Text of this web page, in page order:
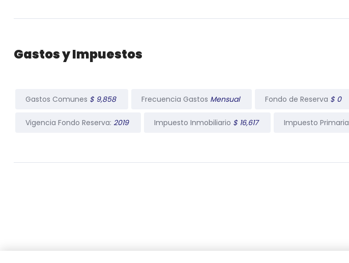
Gastos y Impuestos
Gastos Comunes $ 9,858 Frecuencia Gastos Mensual Fondo de Reserva $ 0
Vigencia Fondo Reserva: 2019 Impuesto Inmobiliario $ 16,617 Impuesto Primaria